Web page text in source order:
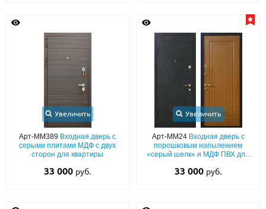
Увеличить
Арт-ММ389 Входная дверь с
серыми плитами МДФ с двух
сторон для квартиры
33 000 руб.
Увеличить
Арт-ММ24 Входная дверь с
порошковым напылением
«серый шелк» и МДФ ПВХ для
33 000 руб.